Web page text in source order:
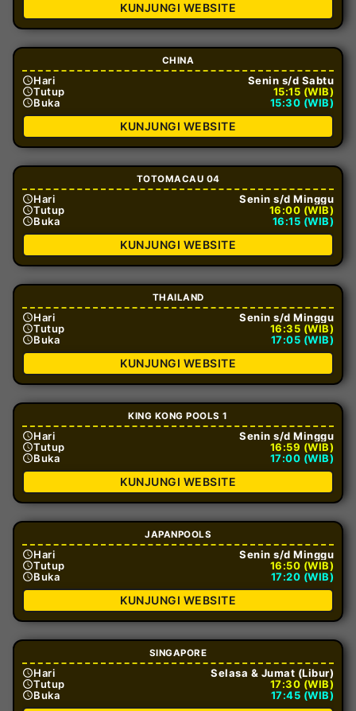
KUNJUNGI WEBSITE
CHINA
Hari
Senin s/d Sabtu
Tutup
15:15 (WIB)
Buka
15:30 (WIB)
KUNJUNGI WEBSITE
TOTOMACAU 04
Hari
Senin s/d Minggu
Tutup
16:00 (WIB)
Buka
16:15 (WIB)
KUNJUNGI WEBSITE
THAILAND
Hari
Senin s/d Minggu
Tutup
16:35 (WIB)
Buka
17:05 (WIB)
KUNJUNGI WEBSITE
KING KONG POOLS 1
Hari
Senin s/d Minggu
Tutup
16:59 (WIB)
Buka
17:00 (WIB)
KUNJUNGI WEBSITE
JAPANPOOLS
Hari
Senin s/d Minggu
Tutup
16:50 (WIB)
Buka
17:20 (WIB)
KUNJUNGI WEBSITE
SINGAPORE
Hari
Selasa & Jumat (Libur)
Tutup
17:30 (WIB)
Buka
17:45 (WIB)